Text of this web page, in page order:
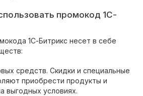
промокод 1С-
1С-Битрикс несет в себе
средств. Скидки и специальные
приобрести продукты и
выгодных условиях.